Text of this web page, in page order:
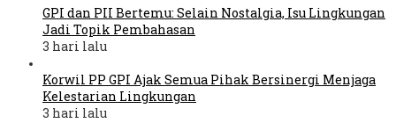
GPI dan PII Bertemu: Selain Nostalgia, Isu Lingkungan
Jadi Topik Pembahasan
3 hari lalu
Korwil PP GPI Ajak Semua Pihak Bersinergi Menjaga
Kelestarian Lingkungan
3 hari lalu